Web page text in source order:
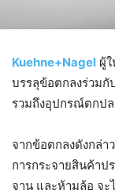
Kuehne+Nagel ผู้
บรรลุข้อตกลงร่วมกั
รวมถึงอุปกรณ์ตกป
จากข้อตกลงดังกล่
การกระจายสินค้าป
จาน และห้ามล้อ จะ